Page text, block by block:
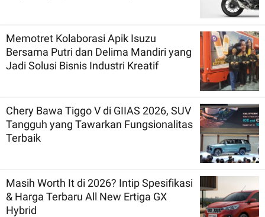
Memotret Kolaborasi Apik Isuzu
Bersama Putri dan Delima Mandiri yang
Jadi Solusi Bisnis Industri Kreatif
Chery Bawa Tiggo V di GIIAS 2026, SUV
Tangguh yang Tawarkan Fungsionalitas
Terbaik
Masih Worth It di 2026? Intip Spesifikasi
& Harga Terbaru All New Ertiga GX
Hybrid